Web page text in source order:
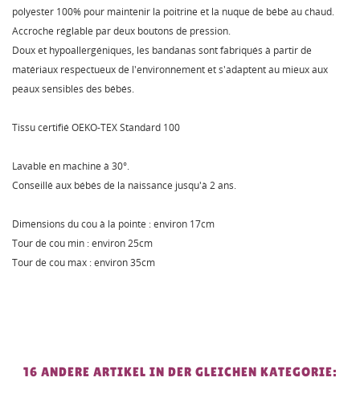
polyester 100% pour maintenir la poitrine et la nuque de bébé au chaud.
Accroche réglable par deux boutons de pression.
Doux et hypoallergéniques, les bandanas sont fabriqués à partir de
matériaux respectueux de l'environnement et s'adaptent au mieux aux
peaux sensibles des bébés.
Tissu certifié OEKO-TEX Standard 100
Lavable en machine à 30°.
Conseillé aux bébés de la naissance jusqu'à 2 ans.
Dimensions du cou à la pointe : environ 17cm
Tour de cou min : environ 25cm
Tour de cou max : environ 35cm
16 ANDERE ARTIKEL IN DER GLEICHEN KATEGORIE: